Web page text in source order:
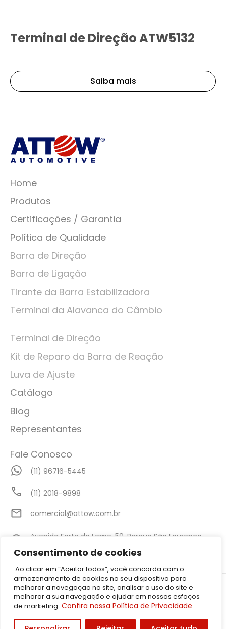
Consentimento de cookies
Ao clicar em “Aceitar todos”, você concorda com o
armazenamento de cookies no seu dispositivo para
melhorar a navegaçao no site, analisar o uso do site e
melhorar a sua navegação e ajudar em nossos esfoços
de marketing. Confira nossa Política de Privacidade
Terminal de Direção ATW5132
Saiba mais
Home
Produtos
Certificações / Garantia
Política de Qualidade
Barra de Direção
Barra de Ligação
Tirante da Barra Estabilizadora
Terminal da Alavanca do Câmbio
Terminal de Direção
Kit de Reparo da Barra de Reação
Luva de Ajuste
Catálogo
Blog
Representantes
Fale Conosco
(11) 96716-5445
(11) 2018-9898
comercial@attow.com.br
Avenida Forte do Leme, 59, Parque São Lourenço,
©2026 Attow – Todos Direitos Reservados | Avenida Forte do Leme,
59, Parque São Lourenço, São Paulo – SP CEP: 08340-010 | CNPJ:
05.001.206/0001-50
Política de Privacidade